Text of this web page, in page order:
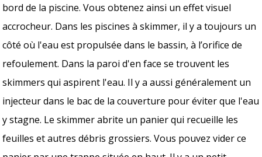
bord de la piscine. Vous obtenez ainsi un effet visuel
accrocheur. Dans les piscines à skimmer, il y a toujours un
côté où l'eau est propulsée dans le bassin, à l’orifice de
refoulement. Dans la paroi d'en face se trouvent les
skimmers qui aspirent l'eau. Il y a aussi généralement un
injecteur dans le bac de la couverture pour éviter que l'eau
y stagne. Le skimmer abrite un panier qui recueille les
feuilles et autres débris grossiers. Vous pouvez vider ce